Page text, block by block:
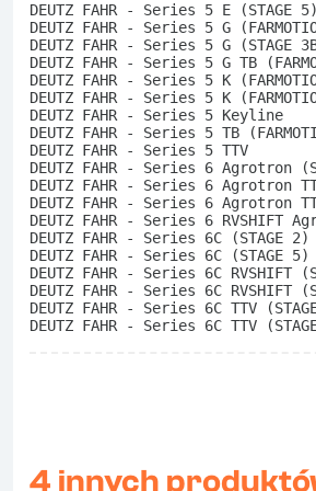
DEUTZ FAHR - Series 5 E (STAGE 5)
DEUTZ FAHR - Series 5 G
DEUTZ FAHR - Series 5 G (STAGE
DEUTZ FAHR - Series 5 G TB
DEUTZ FAHR - Series 5 K
DEUTZ FAHR - Series 5 K
DEUTZ FAHR - Series 5 Keyline
DEUTZ FAHR - Series 5 TB
DEUTZ FAHR - Series 5 TTV
DEUTZ FAHR - Series 6 Agrotron
DEUTZ FAHR - Series 6 Agrotron
DEUTZ FAHR - Series 6 Agrotron
DEUTZ FAHR - Series 6 RVSHIFT
DEUTZ FAHR - Series 6C (STAGE 2)
DEUTZ FAHR - Series 6C (STAGE 5)
DEUTZ FAHR - Series 6C RVSHIFT
DEUTZ FAHR - Series 6C RVSHIFT
DEUTZ FAHR - Series 6C TTV
DEUTZ FAHR - Series 6C TTV
4 innych